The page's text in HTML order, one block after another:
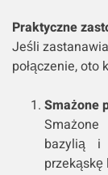
Praktyczne
Jeśli
połączenie, oto
Smażone
bazylią i
przekąskę